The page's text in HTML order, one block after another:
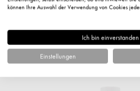
IN DEN
können Ihre Auswahl der Verwendung von Cookies
Ich bin einverstanden
Einstellungen